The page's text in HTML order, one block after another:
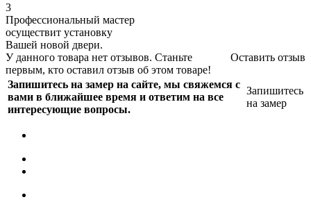
3
Профессиональный мастер
осуществит установку
Вашей новой двери.
Оставить отзыв
У данного товара нет отзывов. Станьте
первым, кто оставил отзыв об этом товаре!
Запишитесь на замер на сайте, мы свяжемся с
вами в ближайшее время и ответим на все
интересующие вопросы.
Запишитесь
на замер